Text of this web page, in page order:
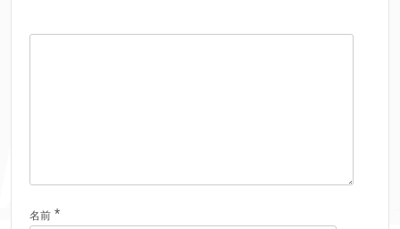
名前 *